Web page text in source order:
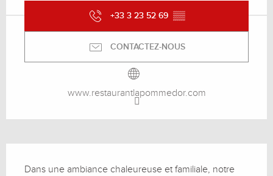
+33 3 23 52 69 ▒▒
CONTACTEZ-NOUS
www.restaurantlapommedor.com
Dans une ambiance chaleureuse et familiale, notre